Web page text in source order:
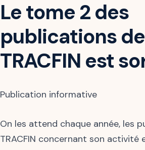
Le tome 2 des
publications de
TRACFIN est
Publication informative
On les attend chaque année, les
TRACFIN concernant son activité